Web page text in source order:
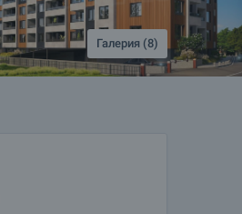
Галерия (8)